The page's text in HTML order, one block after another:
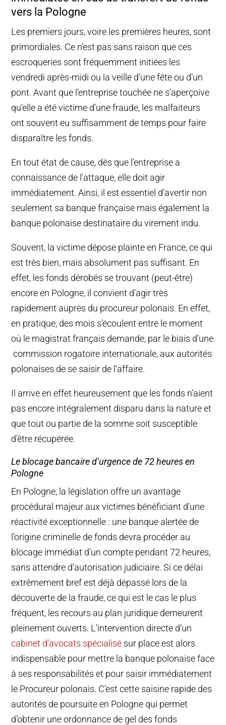
vers la Pologne
Les premiers jours, voire les premières heures, sont
primordiales. Ce n’est pas sans raison que ces
escroqueries sont fréquemment initiées les
vendredi après-midi ou la veille d’une fête ou d’un
pont. Avant que l’entreprise touchée ne s’aperçoive
qu’elle a été victime d’une fraude, les malfaiteurs
ont souvent eu suffisamment de temps pour faire
disparaître les fonds.
En tout état de cause, dès que l’entreprise a
connaissance de l’attaque, elle doit agir
immédiatement. Ainsi, il est essentiel d’avertir non
seulement sa banque française mais également la
banque polonaise destinataire du virement indu.
Souvent, la victime dépose plainte en France, ce qui
est très bien, mais absolument pas suffisant. En
effet, les fonds dérobés se trouvant (peut-être)
encore en Pologne, il convient d’agir très
rapidement auprès du procureur polonais. En effet,
en pratique, des mois s’écoulent entre le moment
où le magistrat français demande, par le biais d’une
commission rogatoire internationale, aux autorités
polonaises de se saisir de l’affaire.
Il arrive en effet heureusement que les fonds n’aient
pas encore intégralement disparu dans la nature et
que tout ou partie de la somme soit susceptible
d’être récupérée.
Le blocage bancaire d’urgence de 72 heures en
Pologne
En Pologne, la législation offre un avantage
procédural majeur aux victimes bénéficiant d’une
réactivité exceptionnelle : une banque alertée de
l’origine criminelle de fonds devra procéder au
blocage immédiat d’un compte pendant 72 heures,
sans attendre d’autorisation judiciaire. Si ce délai
extrêmement bref est déjà dépassé lors de la
découverte de la fraude, ce qui est le cas le plus
fréquent, les recours au plan juridique demeurent
pleinement ouverts. L’intervention directe d’un
cabinet d’avocats spécialisé sur place est alors
indispensable pour mettre la banque polonaise face
à ses responsabilités et pour saisir immédiatement
le Procureur polonais. C’est cette saisine rapide des
autorités de poursuite en Pologne qui permet
d’obtenir une ordonnance de gel des fonds